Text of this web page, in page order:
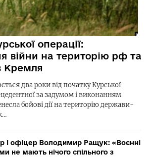
операції:
війни на територію рф та
Кремля
два роки від початку Курської
за задумом і виконанням
бойові дії на територію держави-
і офіцер Володимир Ращук: «Воєнні
не мають нічого спільного з